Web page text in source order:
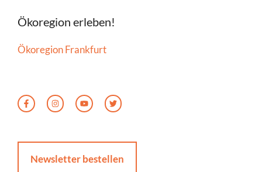
Ökoregion erleben!
Ökoregion Frankfurt
Newsletter bestellen